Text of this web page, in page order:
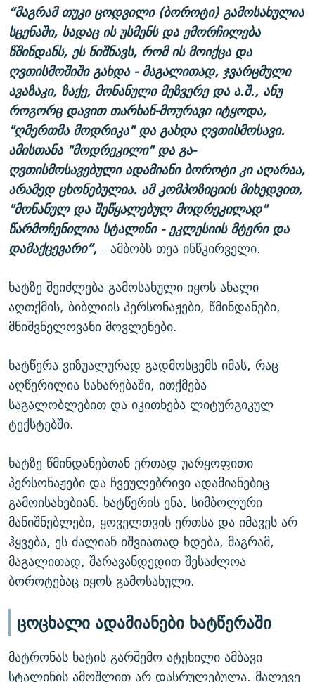
“მაგრამ თუკი ცოდვილი (ბოროტი) გამოსახულია
სცენაში, სადაც ის უსმენს და ემორჩილება
წმინდანს, ეს ნიშნავს, რომ ის მოიქცა და
ღვთისმოშიში გახდა - მაგალითად, ჯვარცმული
ავაზაკი, ზაქე, მონანული მეზვერე და ა.შ., ანუ
როგორც დავით თარხან-მოურავი იტყოდა,
"ღმერთმა მოდრიკა" და გახდა ღვთისმოსავი.
ამისთანა "მოდრეკილი" და გა-
ღვთისმოსავებული ადამიანი ბოროტი კი აღარაა,
არამედ ცხონებულია. ამ კომპოზიციის მიხედვით,
"მონანულ და შეწყალებულ მოდრეკილად"
წარმოჩენილია სტალინი - ეკლესიის მტერი და
დამაქცევარი”,- ამბობს თეა ინწკირველი.
ხატზე შეიძლება გამოსახული იყოს ახალი
აღთქმის, ბიბლიის პერსონაჟები, წმინდანები,
მნიშვნელოვანი მოვლენები.
ხატწერა ვიზუალურად გადმოსცემს იმას, რაც
აღწერილია სახარებაში, ითქმება
საგალობლებით და იკითხება ლიტურგიკულ
ტექსტებში.
ხატზე წმინდანებთან ერთად უარყოფითი
პერსონაჟები და ჩვეულებრივი ადამიანებიც
გამოისახებიან. ხატწერის ენა, სიმბოლური
მანიშნებლები, ყოველთვის ერთსა და იმავეს არ
ჰყვება, ეს ძალიან იშვიათად ხდება, მაგრამ,
მაგალითად, შარავანდედით შესაძლოა
ბოროტებაც იყოს გამოსახული.
ცოცხალი ადამიანები ხატწერაში
მატრონას ხატის გარშემო ატეხილი ამბავი
სტალინის ამოშლით არ დასრულებულა. მალევე